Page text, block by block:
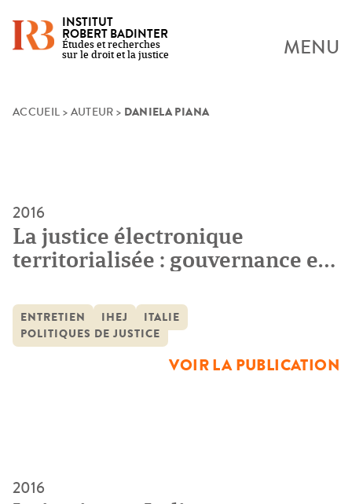
Skip
INSTITUT
ROBERT BADINTER
Études et recherches
sur le droit et la justice
MENU
ACCUEIL > AUTEUR > DANIELA PIANA
2016
La justice électronique
territorialisée : gouvernance et
Entretien avec Daniela Piana,
Professeure à l’Université de
Bologne
ENTRETIEN IHEJ
ITALIE
POLITIQUES DE JUSTICE
VOIR LA PUBLICATION
2016